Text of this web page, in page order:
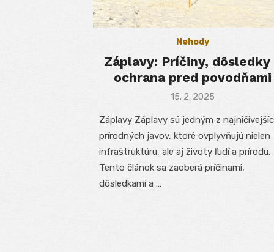
Nehody
Záplavy: Príčiny, dôsledky
ochrana pred povodňami
Posted
15. 2. 2025
Záplavy Záplavy sú jedným z
prírodných javov, ktoré ovplyvňujú nielen
infraštruktúru, ale aj životy ľudí a prírodu.
Tento článok sa zaoberá príčinami,
dôsledkami a …